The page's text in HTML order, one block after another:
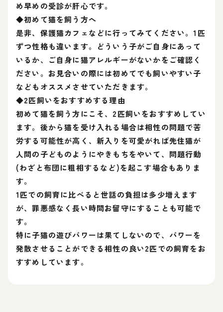
め早めの受診が肝心です。
◆初めて猫を飼う方へ
是非、保護猫カフェなどに行ってみてください。1匹
ずつ性格も違います。どういう子がご自身にあって
いるか、ご自身に猫アレルギーがないかをご確認く
ださい。お見合いの際には初めてでも飼いやすい子
などもオススメさせていただきます。
◆2匹飼いをおすすめする理由
初めて猫を飼う方にこそ、2匹飼いをおすすめしてい
ます。後から猫を受け入れる場合は相性の問題で苦
労する可能性が高く、新入りを可愛がれば先住猫が
人間の子どものようにやきもちをやいて、問題行動
(わざと布団に粗相するなど)を起こす場合もありま
す。
1匹での飼育に比べると世話の負担は多少増えます
が、罪悪感なく長い時間お留守にすることも可能で
す。
特に子猫の遊びパワーは果てしないので、パワーを
発散させることができる相性の良い2匹での飼育をお
すすめしています。